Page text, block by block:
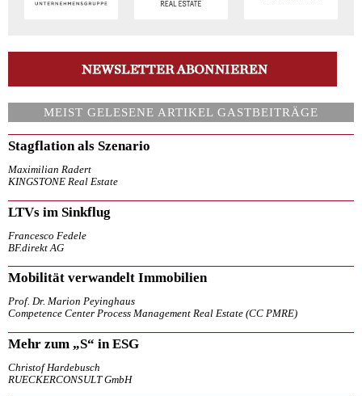
MEIST GELESENE ARTIKEL GASTBEITRÄGE
Stagflation als Szenario
Maximilian Radert
KINGSTONE Real Estate
LTVs im Sinkflug
Francesco Fedele
BF.direkt AG
Mobilität verwandelt Immobilien
Prof. Dr. Marion Peyinghaus
Competence Center Process Management Real Estate (CC PMRE)
Mehr zum „S“ in ESG
Christof Hardebusch
RUECKERCONSULT GmbH